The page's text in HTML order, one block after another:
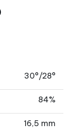
30°/28°
84%
16,5 mm